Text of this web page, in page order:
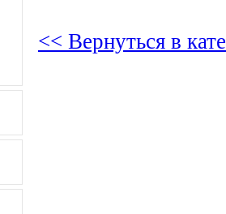
<< Вернуться в